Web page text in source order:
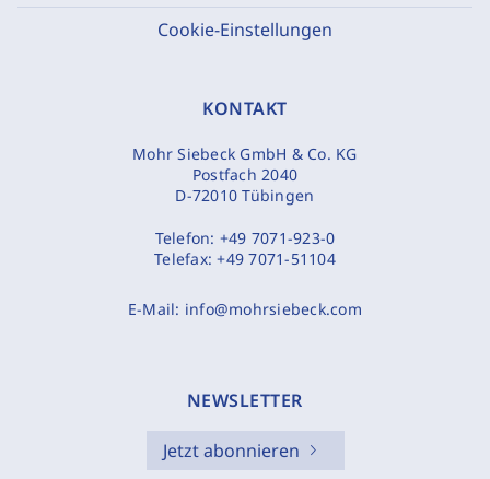
Cookie-Einstellungen
KONTAKT
Mohr Siebeck GmbH & Co. KG
Postfach 2040
D-72010 Tübingen
Telefon: +49 7071-923-0
Telefax:+49 7071-51104
E-Mail: info@mohrsiebeck.com
NEWSLETTER
Jetzt abonnieren